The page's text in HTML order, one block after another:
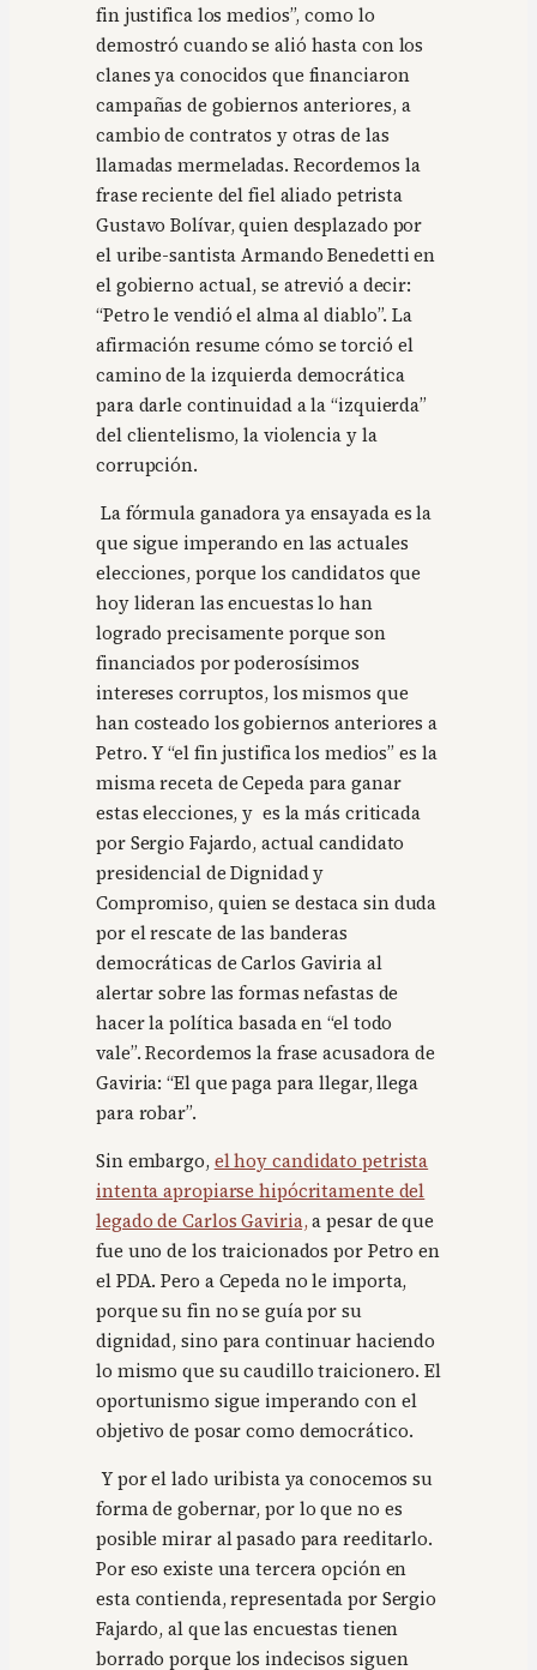
fin justifica los medios”, como lo
demostró cuando se alió hasta con los
clanes ya conocidos que financiaron
campañas de gobiernos anteriores, a
cambio de contratos y otras de las
llamadas mermeladas. Recordemos la
frase reciente del fiel aliado petrista
Gustavo Bolívar, quien desplazado por
el uribe-santista Armando Benedetti en
el gobierno actual, se atrevió a decir:
“Petro le vendió el alma al diablo”. La
afirmación resume cómo se torció el
camino de la izquierda democrática
para darle continuidad a la “izquierda”
del clientelismo, la violencia y la
corrupción.
La fórmula ganadora ya ensayada es la
que sigue imperando en las actuales
elecciones, porque los candidatos que
hoy lideran las encuestas lo han
logrado precisamente porque son
financiados por poderosísimos
intereses corruptos, los mismos que
han costeado los gobiernos anteriores a
Petro. Y “el fin justifica los medios” es la
misma receta de Cepeda para ganar
estas elecciones, y es la más criticada
por Sergio Fajardo, actual candidato
presidencial de Dignidad y
Compromiso, quien se destaca sin duda
por el rescate de las banderas
democráticas de Carlos Gaviria al
alertar sobre las formas nefastas de
hacer la política basada en “el todo
vale”. Recordemos la frase acusadora de
Gaviria: “El que paga para llegar, llega
para robar”.
Sin embargo, el hoy candidato petrista
intenta apropiarse hipócritamente del
legado de Carlos Gaviria, a pesar de que
fue uno de los traicionados por Petro en
el PDA. Pero a Cepeda no le importa,
porque su fin no se guía por su
dignidad, sino para continuar haciendo
lo mismo que su caudillo traicionero. El
oportunismo sigue imperando con el
objetivo de posar como democrático.
Y por el lado uribista ya conocemos su
forma de gobernar, por lo que no es
posible mirar al pasado para reeditarlo.
Por eso existe una tercera opción en
esta contienda, representada por Sergio
Fajardo, al que las encuestas tienen
borrado porque los indecisos siguen